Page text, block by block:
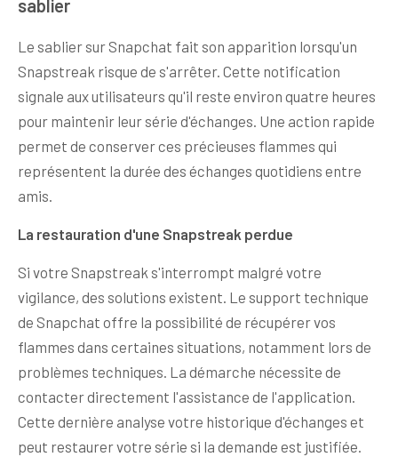
sablier
Le sablier sur Snapchat fait son apparition lorsqu'un
Snapstreak risque de s'arrêter. Cette notification
signale aux utilisateurs qu'il reste environ quatre heures
pour maintenir leur série d'échanges. Une action rapide
permet de conserver ces précieuses flammes qui
représentent la durée des échanges quotidiens entre
amis.
La restauration d'une Snapstreak perdue
Si votre Snapstreak s'interrompt malgré votre
vigilance, des solutions existent. Le support technique
de Snapchat offre la possibilité de récupérer vos
flammes dans certaines situations, notamment lors de
problèmes techniques. La démarche nécessite de
contacter directement l'assistance de l'application.
Cette dernière analyse votre historique d'échanges et
peut restaurer votre série si la demande est justifiée.